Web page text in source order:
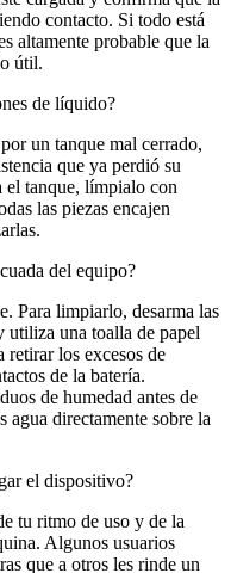
contacto. Si todo está
altamente probable que la
útil.
de líquido?
un tanque mal cerrado,
que ya perdió su
el tanque, límpialo con
las piezas encajen
del equipo?
Para limpiarlo, desarma las
utiliza una toalla de papel
retirar los excesos de
de la batería.
de humedad antes de
agua directamente sobre la
el dispositivo?
tu ritmo de uso y de la
Algunos usuarios
que a otros les rinde un